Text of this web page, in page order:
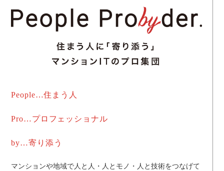
People…住まう人
Pro…プロフェッショナル
by…寄り添う
マンションや地域で人と人・人とモノ・人と技術をつなげて